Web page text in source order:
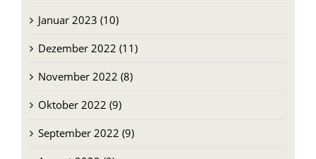
Januar 2023 (10)
Dezember 2022 (11)
November 2022 (8)
Oktober 2022 (9)
September 2022 (9)